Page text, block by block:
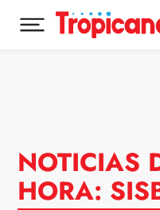
Desplegar menú
NOTICIAS
HORA: